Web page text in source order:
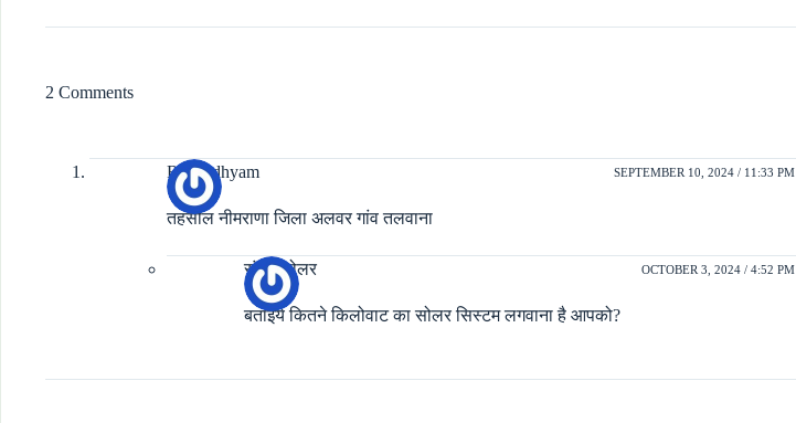
2 Comments
Radhedhyam SEPTEMBER 10, 2024 / 11:33 PM
तहसील नीमराणा जिला अलवर गांव तलवाना
संपूर्ण सोलर OCTOBER 3, 2024 / 4:52 PM
बताइये कितने किलोवाट का सोलर सिस्टम लगवाना है आपको?